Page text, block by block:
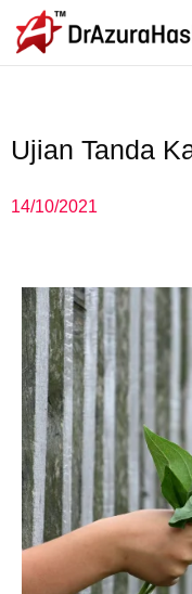
content
Ujian Tanda
14/10/2021